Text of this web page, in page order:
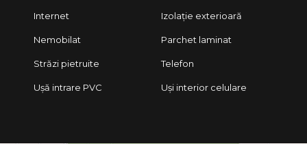
Internet Izolație exterioară
Nemobilat Parchet laminat
Străzi pietruite Telefon
Ușă intrare PVC Uși interior celulare